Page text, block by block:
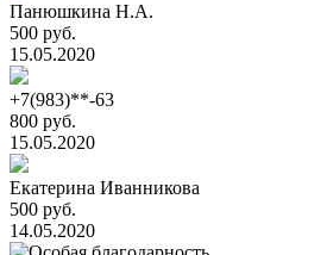
Панюшкина Н.А.
500 руб.
15.05.2020
+7(983)**-63
800 руб.
15.05.2020
Екатерина Иванникова
500 руб.
14.05.2020